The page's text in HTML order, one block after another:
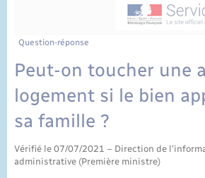
Question-réponse
Peut-on toucher une
logement si le bien
sa famille ?
Vérifié le 07/07/2021 – Direction de
administrative (Première ministre)